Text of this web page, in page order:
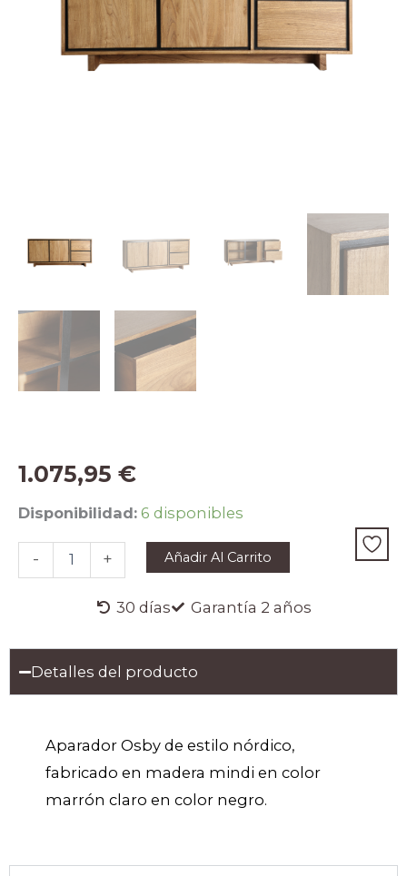
1.075,95 €
Disponibilidad: 6 disponibles
-
APARADOR
OSBY
cantidad
+ Añadir Al Carrito
30 días Garantía 2 años
Detalles del producto
Aparador Osby de estilo nórdico,
fabricado en madera mindi en color
marrón claro en color negro.